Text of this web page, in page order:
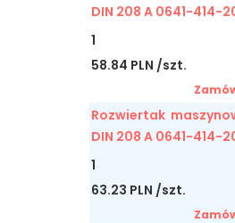
DIN 208 A 0641-414-
1
58.84 PLN /szt.
Rozwiertak
DIN 208 A 0641-414-
1
63.23 PLN /szt.